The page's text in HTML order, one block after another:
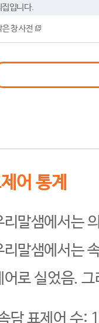
집입니다.
은 창 사전
어 통계
리말샘에서는
리말샘에서는
어로 실었음.
담 표제어 수: